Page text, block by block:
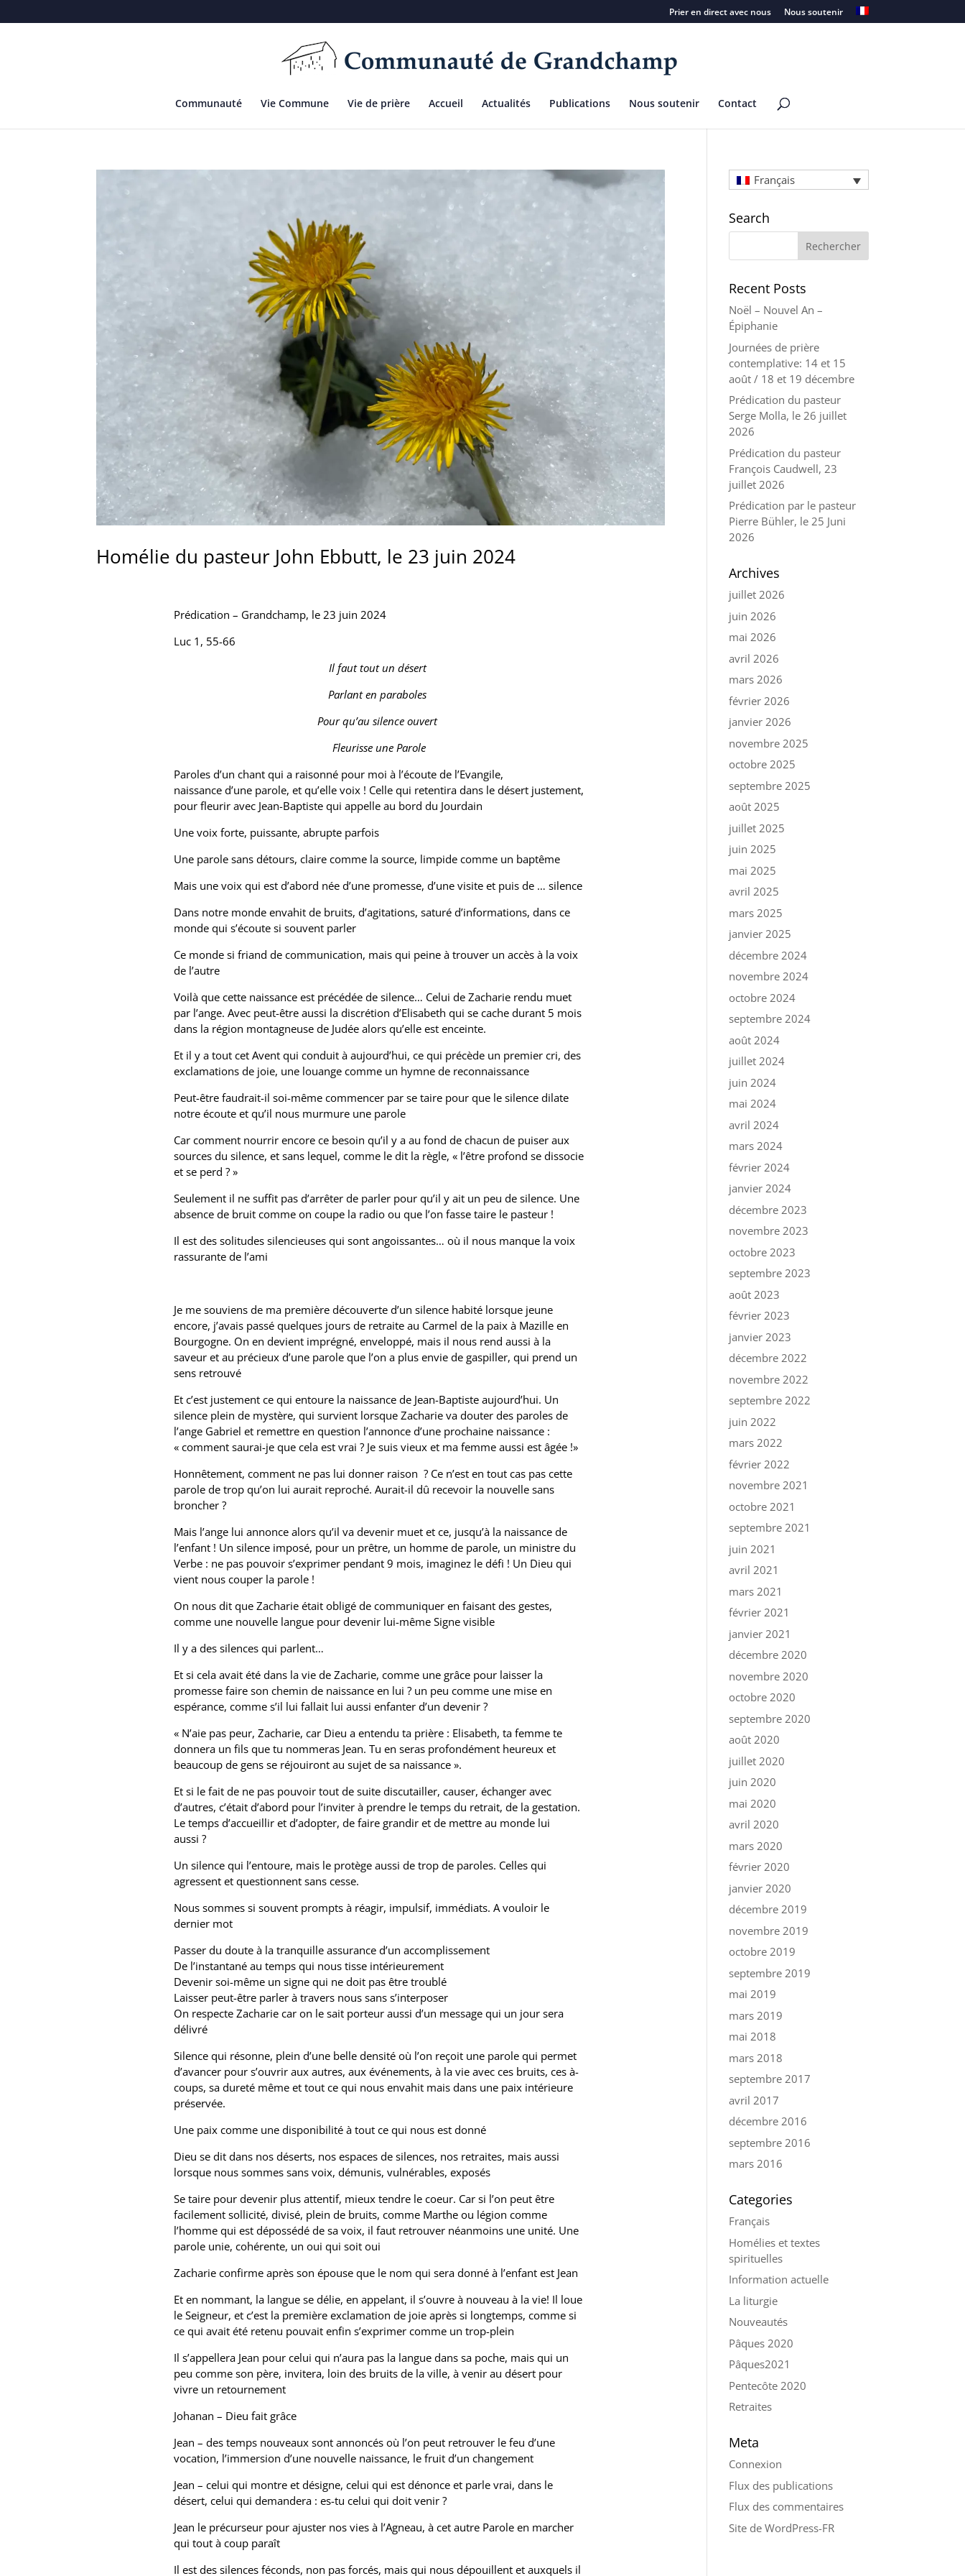
Prier en direct avec nous Nous soutenir
Communauté Vie Commune Vie de prière Accueil Actualités Publications Nous soutenir Contact
Homélie du pasteur John Ebbutt, le 23 juin 2024
Prédication – Grandchamp, le 23 juin 2024
Luc 1, 55-66
Il faut tout un désert
Parlant en paraboles
Pour qu’au silence ouvert
Fleurisse une Parole
Paroles d’un chant qui a raisonné pour moi à l’écoute de l’Evangile,
naissance d’une parole, et qu’elle voix ! Celle qui retentira dans le désert justement,
pour fleurir avec Jean-Baptiste qui appelle au bord du Jourdain
Une voix forte, puissante, abrupte parfois
Une parole sans détours, claire comme la source, limpide comme un baptême
Mais une voix qui est d’abord née d’une promesse, d’une visite et puis de … silence
Dans notre monde envahit de bruits, d’agitations, saturé d’informations, dans ce
monde qui s’écoute si souvent parler
Ce monde si friand de communication, mais qui peine à trouver un accès à la voix
de l’autre
Voilà que cette naissance est précédée de silence… Celui de Zacharie rendu muet
par l’ange. Avec peut-être aussi la discrétion d’Elisabeth qui se cache durant 5 mois
dans la région montagneuse de Judée alors qu’elle est enceinte.
Et il y a tout cet Avent qui conduit à aujourd’hui, ce qui précède un premier cri, des
exclamations de joie, une louange comme un hymne de reconnaissance
Peut-être faudrait-il soi-même commencer par se taire pour que le silence dilate
notre écoute et qu’il nous murmure une parole
Car comment nourrir encore ce besoin qu’il y a au fond de chacun de puiser aux
sources du silence, et sans lequel, comme le dit la règle, « l’être profond se dissocie
et se perd ? »
Seulement il ne suffit pas d’arrêter de parler pour qu’il y ait un peu de silence. Une
absence de bruit comme on coupe la radio ou que l’on fasse taire le pasteur !
Il est des solitudes silencieuses qui sont angoissantes… où il nous manque la voix
rassurante de l’ami
Je me souviens de ma première découverte d’un silence habité lorsque jeune
encore, j’avais passé quelques jours de retraite au Carmel de la paix à Mazille en
Bourgogne. On en devient imprégné, enveloppé, mais il nous rend aussi à la
saveur et au précieux d’une parole que l’on a plus envie de gaspiller, qui prend un
sens retrouvé
Et c’est justement ce qui entoure la naissance de Jean-Baptiste aujourd’hui. Un
silence plein de mystère, qui survient lorsque Zacharie va douter des paroles de
l’ange Gabriel et remettre en question l’annonce d’une prochaine naissance :
« comment saurai-je que cela est vrai ? Je suis vieux et ma femme aussi est âgée !»
Honnêtement, comment ne pas lui donner raison ? Ce n’est en tout cas pas cette
parole de trop qu’on lui aurait reproché. Aurait-il dû recevoir la nouvelle sans
broncher ?
Mais l’ange lui annonce alors qu’il va devenir muet et ce, jusqu’à la naissance de
l’enfant ! Un silence imposé, pour un prêtre, un homme de parole, un ministre du
Verbe : ne pas pouvoir s’exprimer pendant 9 mois, imaginez le défi ! Un Dieu qui
vient nous couper la parole !
On nous dit que Zacharie était obligé de communiquer en faisant des gestes,
comme une nouvelle langue pour devenir lui-même Signe visible
Il y a des silences qui parlent…
Et si cela avait été dans la vie de Zacharie, comme une grâce pour laisser la
promesse faire son chemin de naissance en lui ? un peu comme une mise en
espérance, comme s’il lui fallait lui aussi enfanter d’un devenir ?
« N’aie pas peur, Zacharie, car Dieu a entendu ta prière : Elisabeth, ta femme te
donnera un fils que tu nommeras Jean. Tu en seras profondément heureux et
beaucoup de gens se réjouiront au sujet de sa naissance ».
Et si le fait de ne pas pouvoir tout de suite discutailler, causer, échanger avec
d’autres, c’était d’abord pour l’inviter à prendre le temps du retrait, de la gestation.
Le temps d’accueillir et d’adopter, de faire grandir et de mettre au monde lui
aussi ?
Un silence qui l’entoure, mais le protège aussi de trop de paroles. Celles qui
agressent et questionnent sans cesse.
Nous sommes si souvent prompts à réagir, impulsif, immédiats. A vouloir le
dernier mot
Passer du doute à la tranquille assurance d’un accomplissement
De l’instantané au temps qui nous tisse intérieurement
Devenir soi-même un signe qui ne doit pas être troublé
Laisser peut-être parler à travers nous sans s’interposer
On respecte Zacharie car on le sait porteur aussi d’un message qui un jour sera
délivré
Silence qui résonne, plein d’une belle densité où l’on reçoit une parole qui permet
d’avancer pour s’ouvrir aux autres, aux événements, à la vie avec ces bruits, ces à-
coups, sa dureté même et tout ce qui nous envahit mais dans une paix intérieure
préservée.
Une paix comme une disponibilité à tout ce qui nous est donné
Dieu se dit dans nos déserts, nos espaces de silences, nos retraites, mais aussi
lorsque nous sommes sans voix, démunis, vulnérables, exposés
Se taire pour devenir plus attentif, mieux tendre le coeur. Car si l’on peut être
facilement sollicité, divisé, plein de bruits, comme Marthe ou légion comme
l’homme qui est dépossédé de sa voix, il faut retrouver néanmoins une unité. Une
parole unie, cohérente, un oui qui soit oui
Zacharie confirme après son épouse que le nom qui sera donné à l’enfant est Jean
Et en nommant, la langue se délie, en appelant, il s’ouvre à nouveau à la vie! Il loue
le Seigneur, et c’est la première exclamation de joie après si longtemps, comme si
ce qui avait été retenu pouvait enfin s’exprimer comme un trop-plein
Il s’appellera Jean pour celui qui n’aura pas la langue dans sa poche, mais qui un
peu comme son père, invitera, loin des bruits de la ville, à venir au désert pour
vivre un retournement
Johanan – Dieu fait grâce
Jean – des temps nouveaux sont annoncés où l’on peut retrouver le feu d’une
vocation, l’immersion d’une nouvelle naissance, le fruit d’un changement
Jean – celui qui montre et désigne, celui qui est dénonce et parle vrai, dans le
désert, celui qui demandera : es-tu celui qui doit venir ?
Jean le précurseur pour ajuster nos vies à l’Agneau, à cet autre Parole en marcher
qui tout à coup paraît
Il est des silences féconds, non pas forcés, mais qui nous dépouillent et auxquels il
Français
Search
Recent Posts
Noël – Nouvel An –
Épiphanie
Journées de prière
contemplative: 14 et 15
août / 18 et 19 décembre
Prédication du pasteur
Serge Molla, le 26 juillet
2026
Prédication du pasteur
François Caudwell, 23
juillet 2026
Prédication par le pasteur
Pierre Bühler, le 25 Juni
2026
Archives
juillet 2026
juin 2026
mai 2026
avril 2026
mars 2026
février 2026
janvier 2026
novembre 2025
octobre 2025
septembre 2025
août 2025
juillet 2025
juin 2025
mai 2025
avril 2025
mars 2025
janvier 2025
décembre 2024
novembre 2024
octobre 2024
septembre 2024
août 2024
juillet 2024
juin 2024
mai 2024
avril 2024
mars 2024
février 2024
janvier 2024
décembre 2023
novembre 2023
octobre 2023
septembre 2023
août 2023
février 2023
janvier 2023
décembre 2022
novembre 2022
septembre 2022
juin 2022
mars 2022
février 2022
novembre 2021
octobre 2021
septembre 2021
juin 2021
avril 2021
mars 2021
février 2021
janvier 2021
décembre 2020
novembre 2020
octobre 2020
septembre 2020
août 2020
juillet 2020
juin 2020
mai 2020
avril 2020
mars 2020
février 2020
janvier 2020
décembre 2019
novembre 2019
octobre 2019
septembre 2019
mai 2019
mars 2019
mai 2018
mars 2018
septembre 2017
avril 2017
décembre 2016
septembre 2016
mars 2016
Categories
Français
Homélies et textes
spirituelles
Information actuelle
La liturgie
Nouveautés
Pâques 2020
Pâques2021
Pentecôte 2020
Retraites
Meta
Connexion
Flux des publications
Flux des commentaires
Site de WordPress-FR